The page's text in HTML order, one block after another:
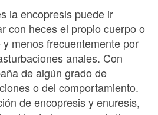
la encopresis puede ir
con heces el propio cuerpo o
menos frecuentemente por
anales. Con
de algún grado de
o del comportamiento.
de encopresis y enuresis,